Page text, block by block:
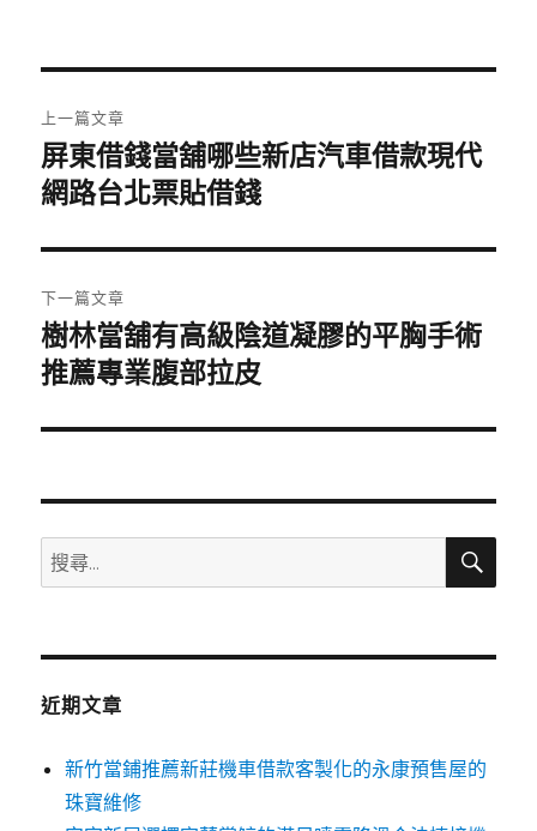
章
導
覽
上一篇文章
上
一
文
章:
屏東借錢當舖哪些新店汽車借款現代
網路台北票貼借錢
下一篇文章
下
一
文
樹林當舖有高級陰道凝膠的平胸手術
推薦專業腹部拉皮
搜
尋
鍵
搜
近期文章
新竹當鋪推薦新莊機車借款客製化的永康預售屋的
珠寶維修